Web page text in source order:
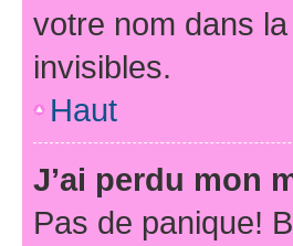
votre nom dans
invisibles.
Haut
J’ai perdu mon
Pas de panique!